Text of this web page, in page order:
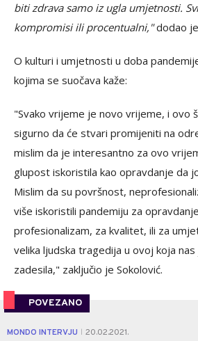
biti zdrava samo iz ugla umjetnosti.
kompromisi ili procentualni,"dodao je
O kulturi i umjetnosti u doba
kojima se suočava kaže:
"Svako vrijeme je novo vrijeme, i ovo
sigurno da će stvari promijeniti na
mislim da je interesantno za ovo
glupost iskoristila kao opravdanje da
Mislim da su površnost,
više iskoristili pandemiju za
profesionalizam, za kvalitet, ili za
velika ljudska tragedija u ovoj koja
zadesila," zaključio je Sokolović.
POVEZANO
MONDO INTERVJU 20.02.2021.